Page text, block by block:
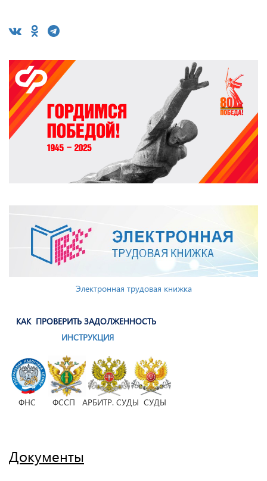
Электронная трудовая книжка
КАК ПРОВЕРИТЬ ЗАДОЛЖЕННОСТЬ
ИНСТРУКЦИЯ
ФНС ФССП АРБИТР. СУДЫ СУДЫ
Документы